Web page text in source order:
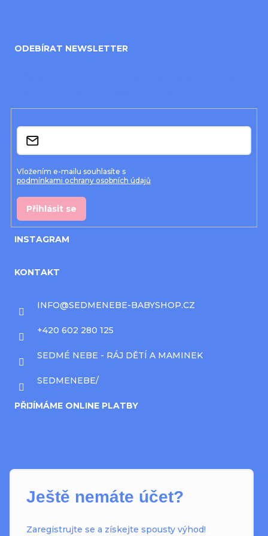
ODEBÍRAT NEWSLETTER
Vložením e-mailu souhlasíte s
podmínkami ochrany osobních údajů
Přihlásit se
INSTAGRAM
KONTAKT
INFO@SEDMENEBE-BABYSHOP.CZ
+420 602 280 125
SEDMÉ NEBE - RÁJ DĚTÍ A MAMINEK
SEDMENEBE/
PŘIJÍMÁME ONLINE PLATBY
Ještě nemáte účet?
Zaregistrujte se a získejte spousty výhod!